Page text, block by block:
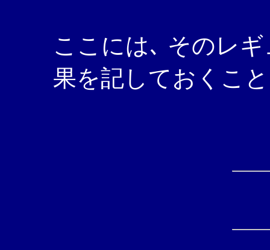
ここには､ そのレ
果を記しておくこ